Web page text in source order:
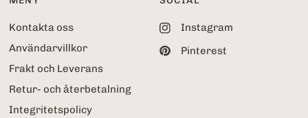
Kontakta oss
Användarvillkor
Frakt och Leverans
Retur- och återbetalning
Integritetspolicy
Instagram
Pinterest